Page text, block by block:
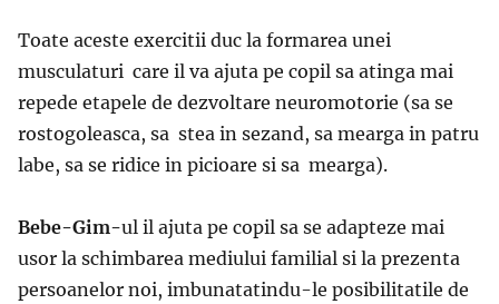
Toate aceste exercitii duc la formarea unei
musculaturi care il va ajuta pe copil sa atinga mai
repede etapele de dezvoltare neuromotorie (sa se
rostogoleasca, sa stea in sezand, sa mearga in patru
labe, sa se ridice in picioare si sa mearga).
Bebe-Gim-ul il ajuta pe copil sa se adapteze mai
usor la schimbarea mediului familial si la prezenta
persoanelor noi, imbunatatindu-le posibilitatile de